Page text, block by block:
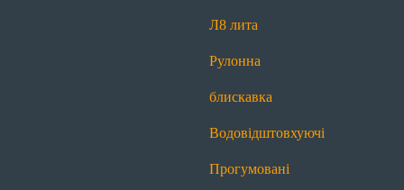
Л8 лита
Рулонна
блискавка
Водовідштовхуючі
Прогумовані
П10 пришивна
Рулонна блискавка